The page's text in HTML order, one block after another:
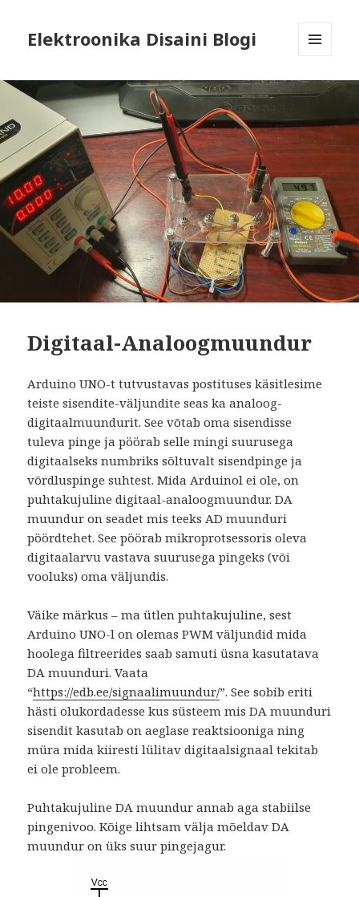
Elektroonika Disaini Blogi
MOODULID
Digitaal-Analoogmuundur
Arduino UNO-t tutvustavas postituses käsitlesime
teiste sisendite-väljundite seas ka analoog-
digitaalmuundurit. See võtab oma sisendisse
tuleva pinge ja pöörab selle mingi suurusega
digitaalseks numbriks sõltuvalt sisendpinge ja
võrdluspinge suhtest. Mida Arduinol ei ole, on
puhtakujuline digitaal-analoogmuundur. DA
muundur on seadet mis teeks AD muunduri
pöördtehet. See pöörab mikroprotsessoris oleva
digitaalarvu vastava suurusega pingeks (või
vooluks) oma väljundis.
Väike märkus – ma ütlen puhtakujuline, sest
Arduino UNO-l on olemas PWM väljundid mida
hoolega filtreerides saab samuti üsna kasutatava
DA muunduri. Vaata
“https://edb.ee/signaalimuundur/”.See sobib eriti
hästi olukordadesse kus süsteem mis DA muunduri
sisendit kasutab on aeglase reaktsiooniga ning
müra mida kiiresti lülitav digitaalsignaal tekitab
ei ole probleem.
Puhtakujuline DA muundur annab aga stabiilse
pingenivoo. Kõige lihtsam välja mõeldav DA
muundur on üks suur pingejagur.